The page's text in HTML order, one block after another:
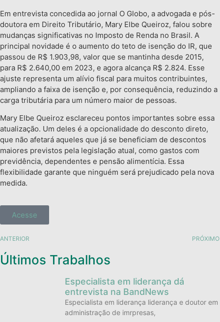
Em entrevista concedida ao jornal O Globo, a advogada e pós-
doutora em Direito Tributário, Mary Elbe Queiroz, falou sobre
mudanças significativas no Imposto de Renda no Brasil. A
principal novidade é o aumento do teto de isenção do IR, que
passou de R$ 1.903,98, valor que se mantinha desde 2015,
para R$ 2.640,00 em 2023, e agora alcança R$ 2.824. Esse
ajuste representa um alívio fiscal para muitos contribuintes,
ampliando a faixa de isenção e, por consequência, reduzindo a
carga tributária para um número maior de pessoas.
Mary Elbe Queiroz esclareceu pontos importantes sobre essa
atualização. Um deles é a opcionalidade do desconto direto,
que não afetará aqueles que já se beneficiam de descontos
maiores previstos pela legislação atual, como gastos com
previdência, dependentes e pensão alimentícia. Essa
flexibilidade garante que ninguém será prejudicado pela nova
medida.
Acesse
ANTERIOR PRÓXIMO
Últimos Trabalhos
Especialista em liderança dá
entrevista na BandNews
Especialista em liderança liderança e doutor em
administração de imrpresas,